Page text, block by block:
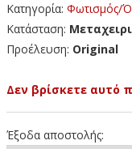
Κατηγορία: Φωτισμός/
Κατάσταση:
Προέλευση: Original
Δεν βρίσκετε αυτό
Έξοδα αποστολής: